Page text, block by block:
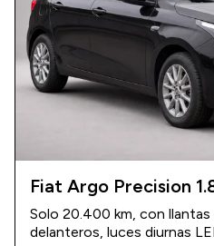
2018|20.400 km
$ 17.300.000
Fiat Argo Precision
Solo 20.400 km, con llantas
delanteros, luces diurnas